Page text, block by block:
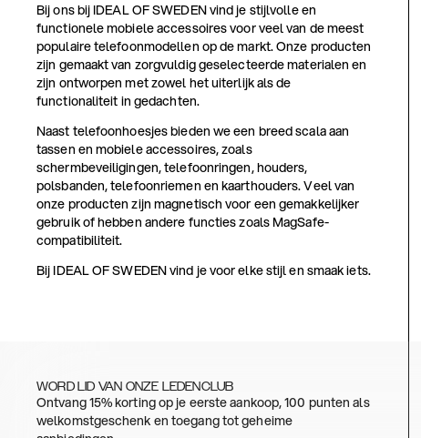
Bij ons bij IDEAL OF SWEDEN vind je stijlvolle en
functionele mobiele accessoires voor veel van de meest
populaire telefoonmodellen op de markt. Onze producten
zijn gemaakt van zorgvuldig geselecteerde materialen en
zijn ontworpen met zowel het uiterlijk als de
functionaliteit in gedachten.
Naast telefoonhoesjes bieden we een breed scala aan
tassen en mobiele accessoires, zoals
schermbeveiligingen, telefoonringen, houders,
polsbanden, telefoonriemen en kaarthouders. Veel van
onze producten zijn magnetisch voor een gemakkelijker
gebruik of hebben andere functies zoals MagSafe-
compatibiliteit.
Bij IDEAL OF SWEDEN vind je voor elke stijl en smaak iets.
WORD LID VAN ONZE LEDENCLUB
Ontvang 15% korting op je eerste aankoop, 100 punten als
welkomstgeschenk en toegang tot geheime